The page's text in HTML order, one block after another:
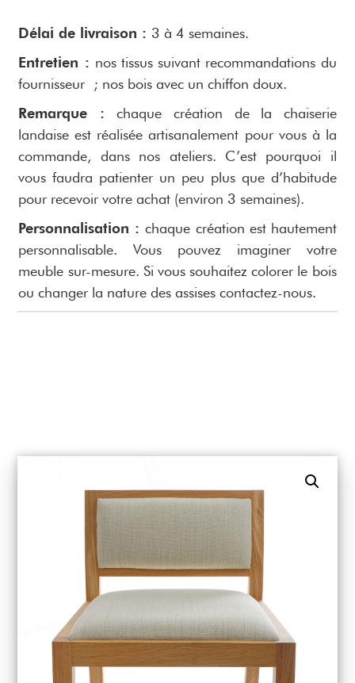
Délai de livraison : 3 à 4 semaines.
Entretien : nos tissus suivant recommandations du
fournisseur ; nos bois avec un chiffon doux.
Remarque :chaque création de la chaiserie
landaise est réalisée artisanalement pour vous à la
commande, dans nos ateliers. C’est pourquoi il
vous faudra patienter un peu plus que d’habitude
pour recevoir votre achat (environ 3 semaines).
Personnalisation :chaque création est hautement
personnalisable. Vous pouvez imaginer votre
meuble sur-mesure. Si vous souhaitez colorer le bois
ou changer la nature des assises contactez-nous.